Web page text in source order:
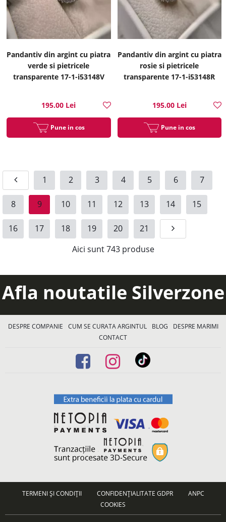
Pandantiv din argint cu piatra
verde si pietricele
transparente 17-1-i53148V
195.00 Lei
Pune in cos
Pandantiv din argint cu piatra
rosie si pietricele
transparente 17-1-i53148R
195.00 Lei
Pune in cos
1 2 3 4 5 6 7
8 9 10 11 12 13 14 15
16 17 18 19 20
21
Aici sunt743produse
Afla noutatile Silverzone
DESPRE COMPANIE CUM SE CURATA ARGINTUL BLOG
DESPRE MARIMI
CONTACT
TERMENI ȘI CONDIȚII CONFIDENȚIALITATE GDPR
ANPC
COOKIES